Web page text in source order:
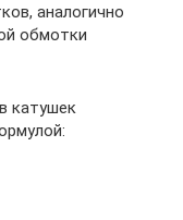
аналогично
обмотки
катушек